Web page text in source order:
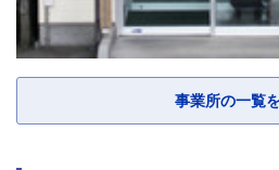
事業所の一覧